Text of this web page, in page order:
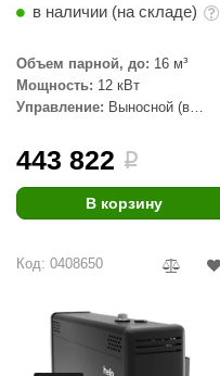
icon
в наличии (на складе)
Объем парной, до: 16 м³
Мощность: 12 кВт
Управление: Выносной (в
443 822 i
В корзину
Код: 0408650